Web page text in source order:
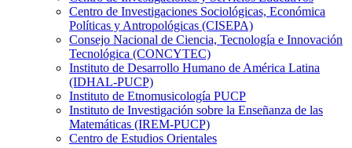
Centro de Investigaciones Sociológicas, Económica
Políticas y Antropológicas (CISEPA)
Consejo Nacional de Ciencia, Tecnología e Innovación
Tecnológica (CONCYTEC)
Instituto de Desarrollo Humano de América Latina
(IDHAL-PUCP)
Instituto de Etnomusicología PUCP
Instituto de Investigación sobre la Enseñanza de las
Matemáticas (IREM-PUCP)
Centro de Estudios Orientales